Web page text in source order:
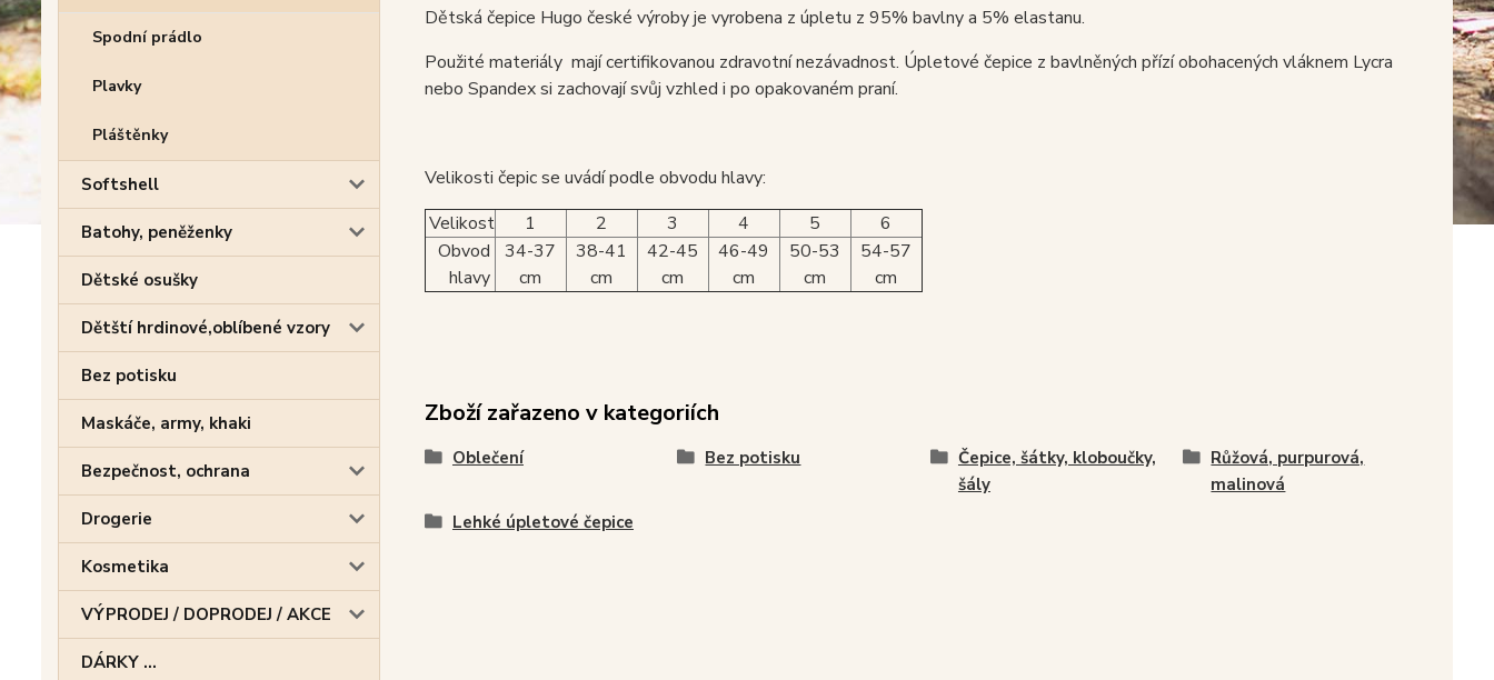
Spodní prádlo
Plavky
Pláštěnky
Softshell
Batohy, peněženky
Dětské osušky
Dětští hrdinové,oblíbené vzory
Bez potisku
Maskáče, army, khaki
Bezpečnost, ochrana
Drogerie
Kosmetika
VÝPRODEJ / DOPRODEJ / AKCE
DÁRKY ...
Dětská čepice Hugo české výroby je vyrobena z úpletu z 95% bavlny a 5% elastanu.
Použité materiály mají certifikovanou zdravotní nezávadnost. Úpletové čepice z bavlněných přízí obohacených vláknem Lycra
nebo Spandex si zachovají svůj vzhled i po opakovaném praní.
Velikosti čepic se uvádí podle obvodu hlavy:
Velikost
1 2 3 4 5
6
Obvod
hlavy
34-37
cm
38-41
cm
42-45
cm
46-49
cm
50-53
cm
54-57
cm
Zboží zařazeno v kategoriích
Oblečení Bez potisku
Čepice, šátky, kloboučky,
šály
Růžová, purpurová,
malinová
Lehké úpletové čepice